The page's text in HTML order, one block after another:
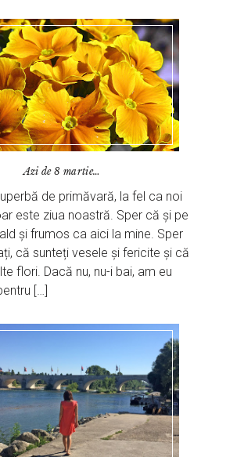
Azi de 8 martie…
de primăvară, la fel ca noi
este ziua noastră. Sper că și pe
și frumos ca aici la mine. Sper
că sunteți vesele și fericite și că
flori. Dacă nu, nu-i bai, am eu
[…]